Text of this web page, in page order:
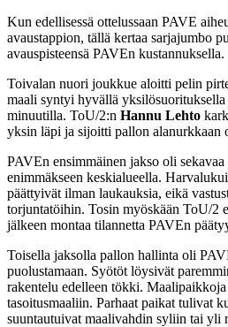
Kun edellisessä ottelussaan PAVE
avaustappion, tällä kertaa sarjajumbo
avauspisteensä PAVEn kustannuksella.
Toivalan nuori joukkue aloitti pelin
maali syntyi hyvällä yksilösuorituksella
minuutilla. ToU/2:n Hannu Lehto
yksin läpi ja sijoitti pallon alanurkkaan
PAVEn ensimmäinen jakso oli
enimmäkseen keskialueella.
päättyivät ilman laukauksia, eikä
torjuntatöihin. Tosin myöskään ToU/2
jälkeen montaa tilannetta PAVEn
Toisella jaksolla pallon hallinta oli
puolustamaan. Syötöt löysivät
rakentelu edelleen tökki.
tasoitusmaaliin. Parhaat paikat tulivat
suuntautuivat maalivahdin syliin tai yli